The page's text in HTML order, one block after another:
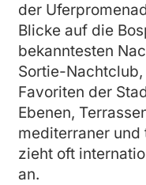
der
Blicke auf die
bekanntesten
Sortie-
Favoriten der
Ebenen,
mediterraner und
zieht oft
an.